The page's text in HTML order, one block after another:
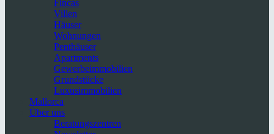
Fincas
Villen
Häuser
Wohnungen
Penthäuser
Apartments
Gewerbeimmobilien
Grundstücke
Luxusimmobilien
Mallorca
Über uns
Beratungszentren